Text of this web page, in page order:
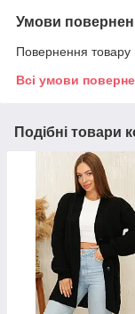
Умови
Повернення товару
Всі умови
Подібні товари